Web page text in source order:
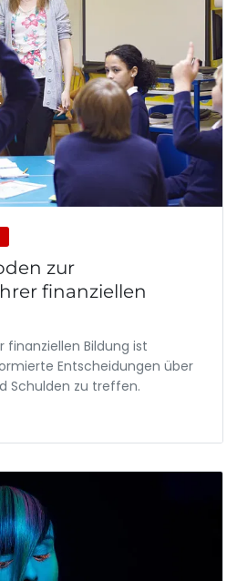
zur
finanziellen
finanziellen Bildung ist
Entscheidungen über
Schulden zu treffen.